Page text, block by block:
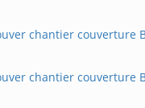
chantier couverture
chantier couverture